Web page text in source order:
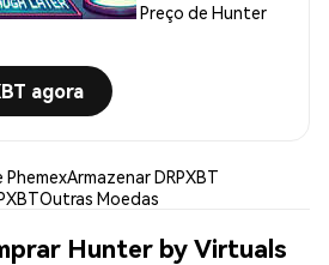
Preço de Hunter
agora
PhemexArmazenar DRPXBT
Outras Moedas
Hunter by Virtuals